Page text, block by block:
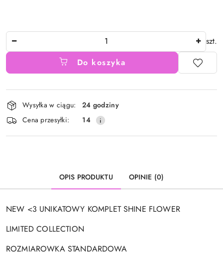
szt.
Do koszyka
Dostępność
i
dostawa
Wysyłka w ciągu:
24 godziny
Cena przesyłki:
14
OPIS PRODUKTU OPINIE (0)
NEW <3 UNIKATOWY KOMPLET SHINE FLOWER
LIMITED COLLECTION
ROZMIAROWKA STANDARDOWA